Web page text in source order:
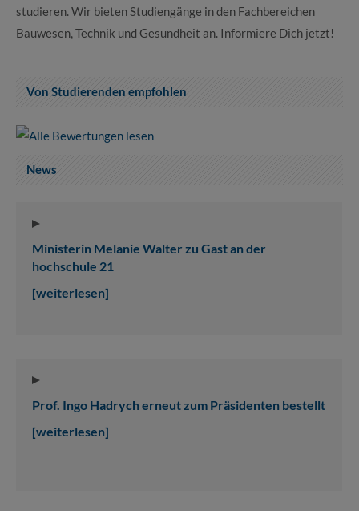
studieren. Wir bieten Studiengänge in den Fachbereichen
Bauwesen, Technik und Gesundheit an. Informiere Dich jetzt!
Von Studierenden empfohlen
News
Ministerin Melanie Walter zu Gast an der
hochschule 21
[weiterlesen]
Prof. Ingo Hadrych erneut zum Präsidenten bestellt
[weiterlesen]